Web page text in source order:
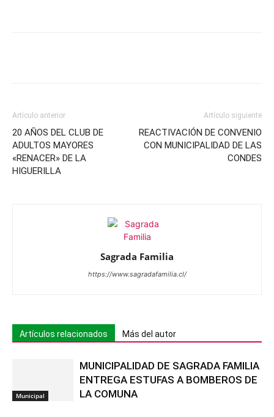
Artículo anterior
20 AÑOS DEL CLUB DE
ADULTOS MAYORES
«RENACER» DE LA
HIGUERILLA
Artículo siguiente
REACTIVACIÓN DE CONVENIO
CON MUNICIPALIDAD DE LAS
CONDES
Sagrada Familia
https://www.sagradafamilia.cl/
Artículos relacionados Más del autor
Municipal
MUNICIPALIDAD DE SAGRADA FAMILIA
ENTREGA ESTUFAS A BOMBEROS DE
LA COMUNA